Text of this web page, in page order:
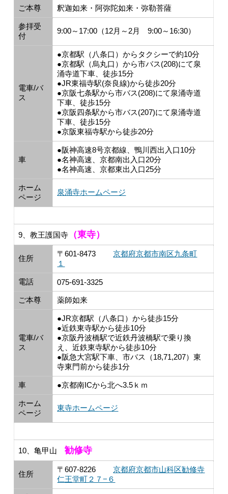
ご本尊 釈迦如来・阿弥陀如来・弥勒菩薩
参拝受
付
9:00～17:00（12月～2月 9:00～16:30）
電車/バ
ス
●京都駅（八条口）からタクシーで約10分
●京都駅（烏丸口）から市バス(208)にて泉
涌寺道下車、徒歩15分
●JR東福寺駅(奈良線)から徒歩20分
●京阪七条駅から市バス(208)にて泉涌寺道
下車、徒歩15分
●京阪四条駅から市バス(207)にて泉涌寺道
下車、徒歩15分
●京阪東福寺駅から徒歩20分
車
●阪神高速8号京都線、鴨川西出入口10分
●名神高速、京都南出入口20分
●名神高速、京都東出入口25分
ホーム
ページ
泉涌寺ホームページ
9、教王護国寺 （東寺）
住所
〒601-8473京都府京都市南区九条町
１
電話 075-691-3325
ご本尊 薬師如来
電車/バ
ス
●JR京都駅（八条口）から徒歩15分
●近鉄東寺駅から徒歩10分
●京阪丹波橋駅で近鉄丹波橋駅で乗り換
え、近鉄東寺駅から徒歩10分
●阪急大宮駅下車、市バス（18,71,207）東
寺東門前から徒歩1分
車 ●京都南ICから北へ3.5ｋｍ
ホーム
ページ
東寺ホームページ
10、亀甲山勧修寺
住所
〒607-8226京都府京都市山科区勧修寺
仁王堂町２７−６